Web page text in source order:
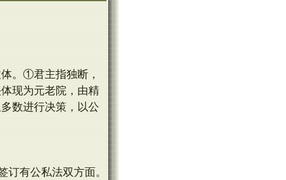
。①君主指独断，
现为元老院，由精
数进行决策，以公
有公私法双方面。